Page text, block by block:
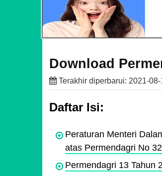
Download
Terakhir diperbarui: 2021-
Daftar Isi:
Peraturan Menteri
atas Permendagri No
Permendagri 13 Tahun